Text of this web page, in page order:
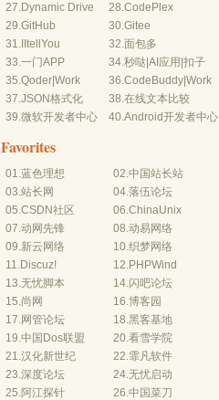
27.Dynamic Drive 28.CodePlex
29.GitHub 30.Gitee
31. IItellYou 32.面包多
33.一门APP 34.秒哒 AI应用 扣子
35.Qoder Work 36.CodeBuddy Work
37.JSON格式化 38.在线文本比较
39.微软开发者中心 40.Android开发者中心
Favorites
01.蓝色理想 02.中国站长站
03.站长网 04.落伍论坛
05.CSDN社区 06.ChinaUnix
07.动网先锋 08.动易网络
09.新云网络 10.织梦网络
11.Discuz! 12.PHPWind
13.无忧脚本 14.闪吧论坛
15.尚网 16.博客园
17.网管论坛 18.黑客基地
19.中国Dos联盟 20.看雪学院
21.汉化新世纪 22.霏凡软件
23.深度论坛 24.无忧启动
25.阿江探针 26.中国菜刀